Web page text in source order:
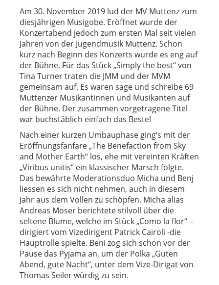
Am 30. November 2019 lud der MV Muttenz zum
diesjährigen Musigobe. Eröffnet wurde der
Konzertabend jedoch zum ersten Mal seit vielen
Jahren von der Jugendmusik Muttenz. Schon
kurz nach Beginn des Konzerts wurde es eng auf
der Bühne. Für das Stück „Simply the best“ von
Tina Turner traten die JMM und der MVM
gemeinsam auf. Es waren sage und schreibe 69
Muttenzer Musikantinnen und Musikanten auf
der Bühne. Der zusammen vorgetragene Titel
war buchstäblich einfach das Beste!
Nach einer kurzen Umbauphase ging‘s mit der
Eröffnungsfanfare „The Benefaction from Sky
and Mother Earth“ los, ehe mit vereinten Kräften
„Viribus unitis“ ein klassischer Marsch folgte.
Das bewährte Moderationsduo Micha und Benj
liessen es sich nicht nehmen, auch in diesem
Jahr aus dem Vollen zu schöpfen. Micha alias
Andreas Moser berichtete stilvoll über die
seltene Blume, welche im Stück „Como la flor“ –
dirigiert vom Vizedirigent Patrick Cairoli -die
Hauptrolle spielte. Beni zog sich schon vor der
Pause das Pyjama an, um der Polka „Guten
Abend, gute Nacht“, unter dem Vize-Dirigat von
Thomas Seiler würdig zu sein.